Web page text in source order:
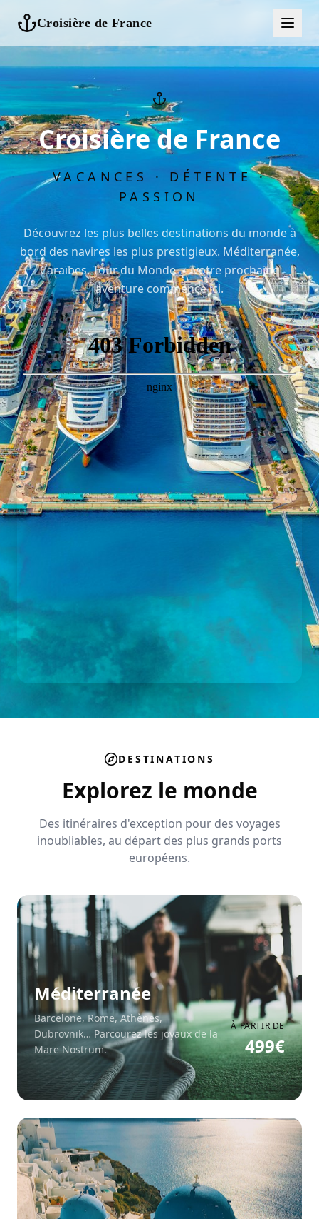
Croisière de France
Croisière de France
VACANCES · DÉTENTE ·
PASSION
Découvrez les plus belles destinations du monde à
bord des navires les plus prestigieux. Méditerranée,
Caraïbes, Tour du Monde — votre prochaine
aventure commence ici.
DESTINATIONS
Explorez le monde
Des itinéraires d'exception pour des voyages
inoubliables, au départ des plus grands ports
européens.
Méditerranée
Barcelone, Rome, Athènes,
Dubrovnik… Parcourez les joyaux de la
Mare Nostrum.
À PARTIR DE
499€